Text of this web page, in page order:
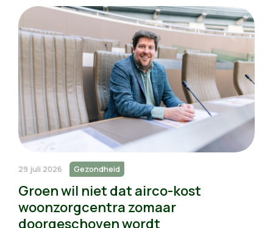
29 juli 2026 Gezondheid
Groen wil niet dat airco-kost
woonzorgcentra zomaar
doorgeschoven wordt